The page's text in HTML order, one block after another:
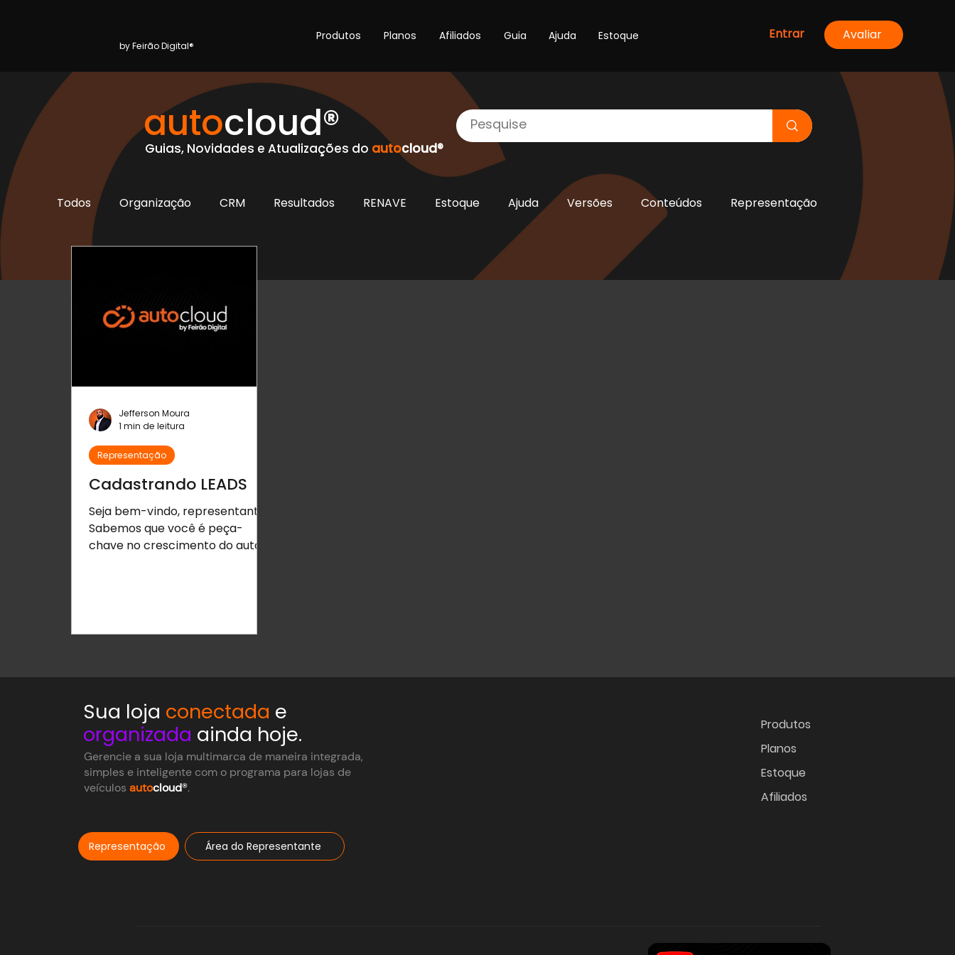
by Feirão Digital®
Produtos Planos Afiliados Guia Ajuda Estoque Entrar Avaliar
autocloud®
Guias, Novidades e Atualizações do autocloud®
Todos Organização CRM Resultados RENAVE Estoque Ajuda Versões Conteúdos Representação
Cadastrando LEADS
Seja bem-vindo, representante!
Sabemos que você é peça-
chave no crescimento do auto
Representação
Jefferson Moura
1 min de leitura
Sua loja conectada e
organizada ainda hoje.
Gerencie a sua loja multimarca de maneira integrada,
simples e inteligente com o programa para lojas de
veículos autocloud®.
Representação Área do Representante
Produtos
Planos
Estoque
Afiliados